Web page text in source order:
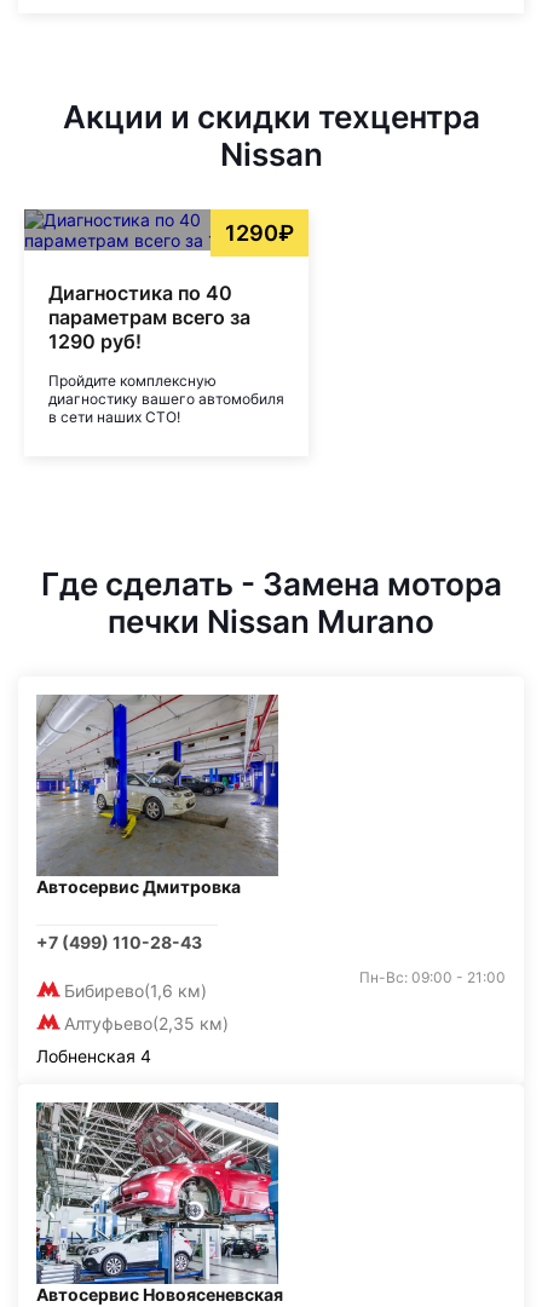
Акции и скидки техцентра
Nissan
1290₽
Диагностика по 40
параметрам всего за
1290 руб!
Пройдите комплексную
диагностику вашего автомобиля
в сети наших СТО!
Где сделать - Замена мотора
печки Nissan Murano
Автосервис Дмитровка
+7 (499) 110-28-43
Бибирево(1,6 км)
Алтуфьево(2,35 км)
Пн-Вс: 09:00 - 21:00
Лобненская 4
Автосервис Новоясеневская